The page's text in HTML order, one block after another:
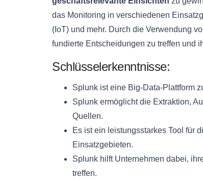
das Monitoring in verschiedenen
(IoT) und mehr. Durch die Verwendung
fundierte Entscheidungen zu treffen und
Schlüsselerkenntnisse:
Splunk ist eine Big-Data-Plattform
Splunk ermöglicht die Extraktion,
Quellen.
Es ist ein leistungsstarkes Tool für
Einsatzgebieten.
Splunk hilft Unternehmen dabei,
treffen.